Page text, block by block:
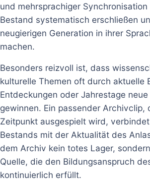
und mehrsprachiger
Bestand systematisch erschließen
neugierigen Generation in ihrer
machen.
Besonders reizvoll ist, dass
kulturelle Themen oft durch aktuelle
Entdeckungen oder Jahrestage
gewinnen. Ein passender Archivclip,
Zeitpunkt ausgespielt wird,
Bestands mit der Aktualität des
dem Archiv kein totes Lager,
Quelle, die den Bildungsanspruch
kontinuierlich erfüllt.